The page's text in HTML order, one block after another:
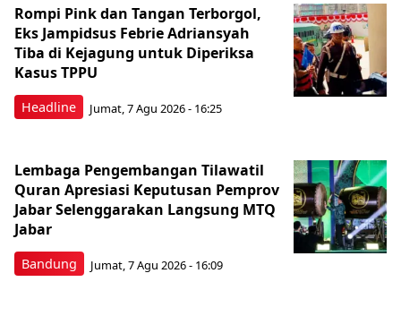
Headline
Rompi Pink dan Tangan Terborgol,
Eks Jampidsus Febrie Adriansyah
Tiba di Kejagung untuk Diperiksa
Kasus TPPU
Jumat, 7 Agu 2026 - 16:25
Bandung
Lembaga Pengembangan Tilawatil
Quran Apresiasi Keputusan Pemprov
Jabar Selenggarakan Langsung MTQ
Jabar
Jumat, 7 Agu 2026 - 16:09